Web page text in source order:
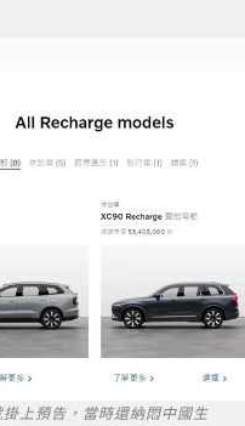
上預告，當時還納悶中國生